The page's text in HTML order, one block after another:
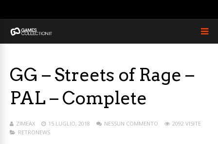
GG – Streets of Rage –
PAL – Complete
ZIMEAX 15 LUGLIO, 2018 NESSUN COMMENTO
2092 VISITE
RETRONEWS